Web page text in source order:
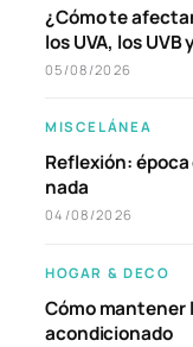
¿Cómo te
los UVA, los
05/08/2026
MISCELÁNEA
Reflexión:
nada
04/08/2026
HOGAR & DECO
Cómo mantener
acondicionado